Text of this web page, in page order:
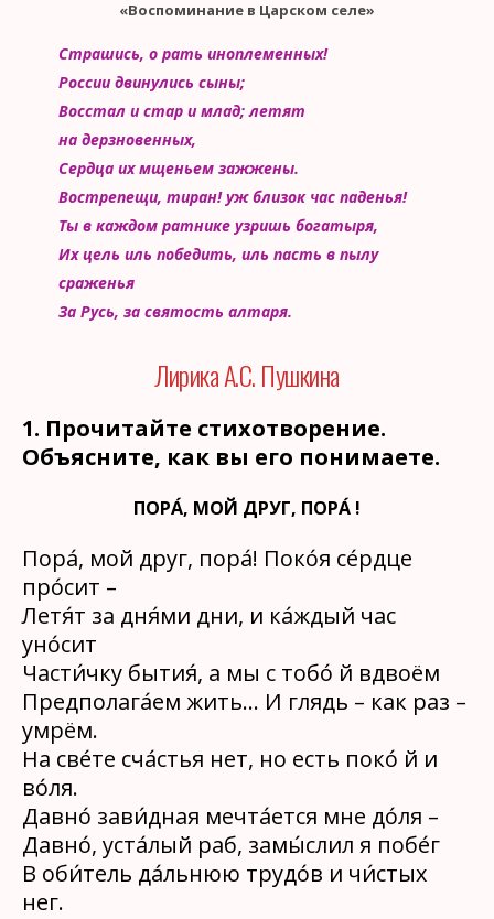
«Воспоминание в Царском селе»
Страшись, о рать иноплеменных!
России двинулись сыны;
Восстал и стар и млад; летят
на дерзновенных,
Сердца их мщеньем зажжены.
Вострепещи, тиран! уж близок час паденья!
Ты в каждом ратнике узришь богатыря,
Их цель иль победить, иль пасть в пылу
сраженья
За Русь, за святость алтаря.
Лирика А.С. Пушкина
1. Прочитайте стихотворение.
Объясните, как вы его понимаете.
ПОРА́, МОЙ ДРУГ, ПОРА́ !
Пора́, мой друг, пора́! Поко́я се́рдце
про́сит –
Летя́т за дня́ми дни, и ка́ждый час
уно́сит
Части́чку бытия́, а мы с тобо́ й вдвоём
Предполага́ем жить… И глядь – как раз –
умрём.
На све́те сча́стья нет, но есть поко́ й и
во́ля.
Давно́ зави́дная мечта́ется мне до́ля –
Давно́, уста́лый раб, замы́слил я побе́г
В оби́тель да́льнюю трудо́в и чи́стых
нег.